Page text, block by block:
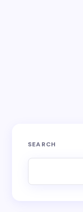
SEARCH